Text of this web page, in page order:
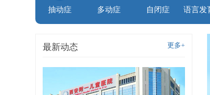
抽动症 多动症 自闭症 语言发
更多+
最新动态